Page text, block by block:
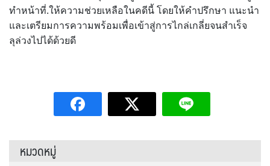
ทำหน้าที่.ให้ความช่วยเหลือในคดีนี้ โดยให้คำปรึกษา แนะนำ
และเตรียมการความพร้อมเพื่อเข้าสู่การไกล่เกลี่ยจนสำเร็จ
ลุล่วงไปได้ด้วยดี
หมวดหมู่